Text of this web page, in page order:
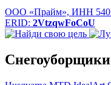
ООО «Прайм», ИНН
ERID: 2VtzqwFoCoU